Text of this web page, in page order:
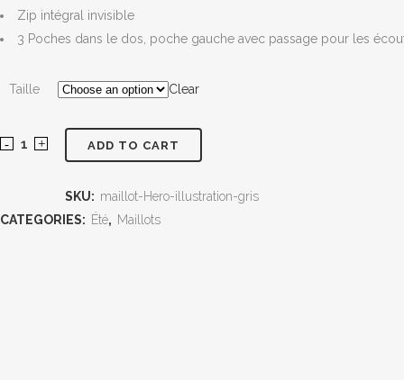
Zip intégral invisible
3 Poches dans le dos, poche gauche avec passage pour les
Taille Clear
ADD TO CART
SKU: maillot-Hero-illustration-gris
CATEGORIES: Été, Maillots